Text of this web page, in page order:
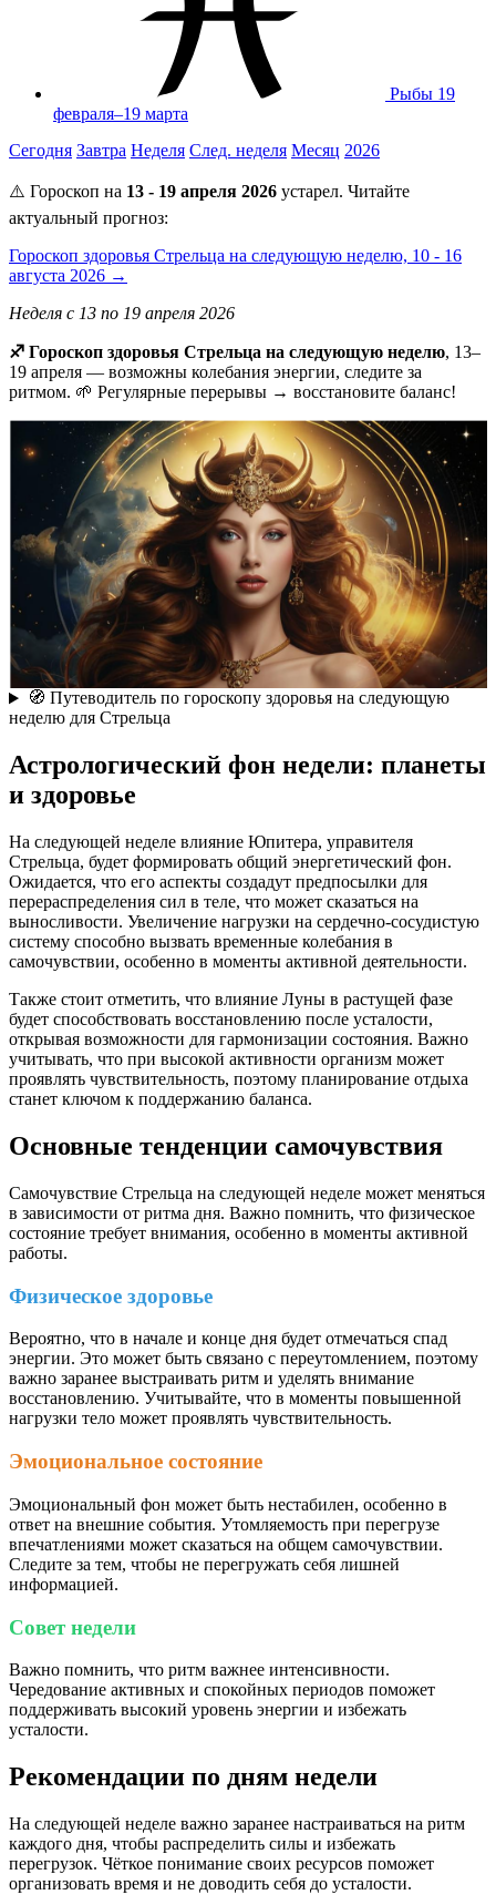
Рыбы 19
февраля–19 марта
Сегодня Завтра Неделя След. неделя Месяц 2026
⚠️ Гороскоп на 13 - 19 апреля 2026 устарел. Читайте
актуальный прогноз:
Гороскоп здоровья Стрельца на следующую неделю, 10 - 16
августа 2026 →
Неделя с 13 по 19 апреля 2026
♐ Гороскоп здоровья Стрельца на следующую неделю, 13–
19 апреля — возможны колебания энергии, следите за
ритмом. 🌱 Регулярные перерывы → восстановите баланс!
🧭 Путеводитель по гороскопу здоровья на следующую
неделю для Стрельца
Астрологический фон недели: планеты
и здоровье
На следующей неделе влияние Юпитера, управителя
Стрельца, будет формировать общий энергетический фон.
Ожидается, что его аспекты создадут предпосылки для
перераспределения сил в теле, что может сказаться на
выносливости. Увеличение нагрузки на сердечно-сосудистую
систему способно вызвать временные колебания в
самочувствии, особенно в моменты активной деятельности.
Также стоит отметить, что влияние Луны в растущей фазе
будет способствовать восстановлению после усталости,
открывая возможности для гармонизации состояния. Важно
учитывать, что при высокой активности организм может
проявлять чувствительность, поэтому планирование отдыха
станет ключом к поддержанию баланса.
Основные тенденции самочувствия
Самочувствие Стрельца на следующей неделе может меняться
в зависимости от ритма дня. Важно помнить, что физическое
состояние требует внимания, особенно в моменты активной
работы.
Физическое здоровье
Вероятно, что в начале и конце дня будет отмечаться спад
энергии. Это может быть связано с переутомлением, поэтому
важно заранее выстраивать ритм и уделять внимание
восстановлению. Учитывайте, что в моменты повышенной
нагрузки тело может проявлять чувствительность.
Эмоциональное состояние
Эмоциональный фон может быть нестабилен, особенно в
ответ на внешние события. Утомляемость при перегрузе
впечатлениями может сказаться на общем самочувствии.
Следите за тем, чтобы не перегружать себя лишней
информацией.
Совет недели
Важно помнить, что ритм важнее интенсивности.
Чередование активных и спокойных периодов поможет
поддерживать высокий уровень энергии и избежать
усталости.
Рекомендации по дням недели
На следующей неделе важно заранее настраиваться на ритм
каждого дня, чтобы распределить силы и избежать
перегрузок. Чёткое понимание своих ресурсов поможет
организовать время и не доводить себя до усталости.